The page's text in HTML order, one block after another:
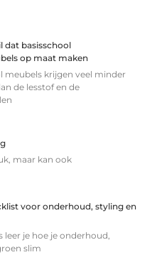
dat basisschool
op maat maken
meubels krijgen veel minder
de lesstof en de
maar kan ook
voor onderhoud, styling en
leer je hoe je onderhoud,
slim